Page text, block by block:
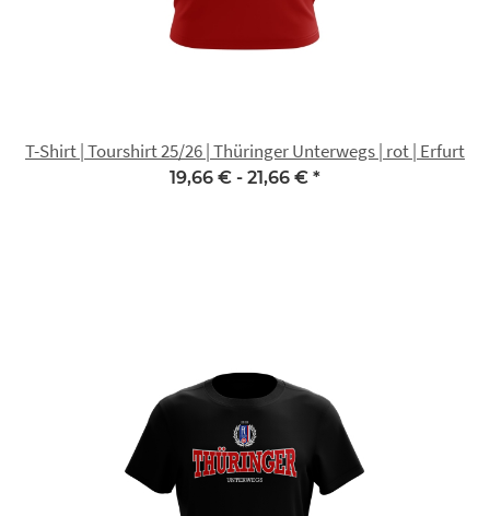
T-Shirt | Tourshirt 25/26 | Thüringer Unterwegs | rot | Erfurt
19,66 € - 21,66 € *